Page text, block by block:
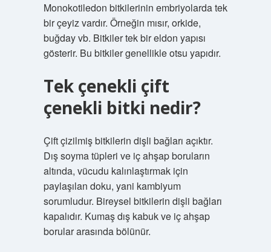
Monokotiledon bitkilerinin embriyolarda tek
bir çeyiz vardır. Örneğin mısır, orkide,
buğday vb. Bitkiler tek bir eldon yapısı
gösterir. Bu bitkiler genellikle otsu yapıdır.
Tek çenekli çift
çenekli bitki nedir?
Çift çizilmiş bitkilerin dişli bağları açıktır.
Dış soyma tüpleri ve iç ahşap boruların
altında, vücudu kalınlaştırmak için
paylaşılan doku, yani kambiyum
sorumludur. Bireysel bitkilerin dişli bağları
kapalıdır. Kumaş dış kabuk ve iç ahşap
borular arasında bölünür.